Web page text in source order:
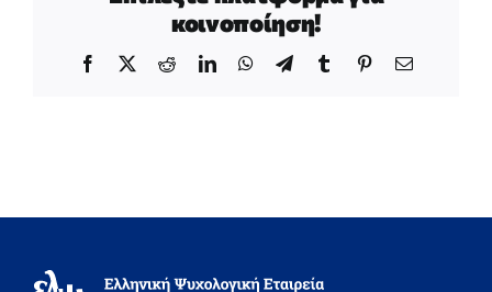
κοινοποίηση!
Facebook RedditLinkedInWhatsApp
TelegramTumblrPinterestEmail